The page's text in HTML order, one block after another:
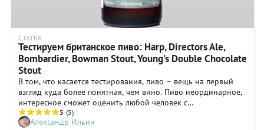
СТАТЬЯ
Тестируем британское пиво: Harp, Directors Ale,
Bombardier, Bowman Stout, Young's Double Chocolate
Stout
В том, что касается тестирования, пиво – вещь на первый
взгляд куда более понятная, чем вино. Пиво неординарное,
интересное сможет оценить любой человек с
неиспорченным вкусом и минимальным опытом. А уж опыт
такой имеется почти у любого.
5 (5)
Александр Ильин